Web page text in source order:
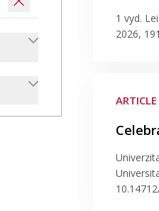
1 vyd.
2026,
ARTICLE